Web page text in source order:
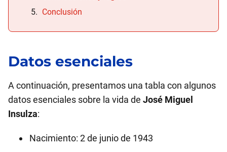
Conclusión
Datos esenciales
A continuación, presentamos una tabla con algunos
datos esenciales sobre la vida de José Miguel
Insulza:
Nacimiento: 2 de junio de 1943